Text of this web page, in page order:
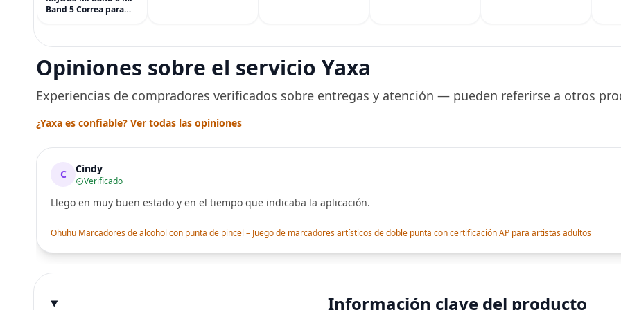
Band 5 Correa para
de metal para Mi
Smart Band 6
Opiniones sobre el servicio Yaxa
Experiencias de compradores verificados sobre entregas y atención — pueden referirse a otros
¿Yaxa es confiable? Ver todas las opiniones
C Cindy
Verificado
Llego en muy buen estado y en el tiempo que indicaba la aplicación.
Ohuhu Marcadores de alcohol con punta de pincel – Juego de marcadores artísticos de doble punta con certificación AP para artistas adultos
Información clave del producto